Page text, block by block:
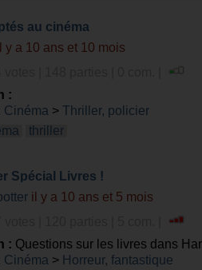
au cinéma
y a 10 ans et 10 mois
:
Cinéma > Thriller, policier
thriller
Spécial Livres !
il y a 10 ans et 5 mois
: Questions sur les livres dans
Cinéma > Horreur, fantastique